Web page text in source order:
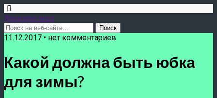
Женское лицо
11.12.2017 • нет комментариев
Какой должна быть юбка
для зимы?